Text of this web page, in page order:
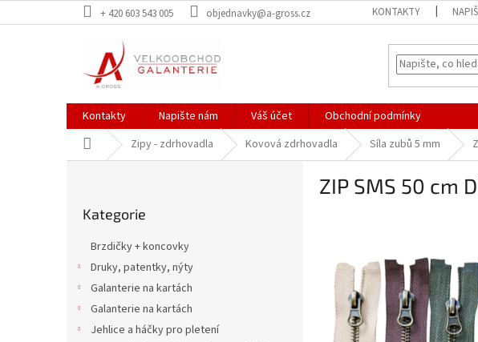
na
+ 420 603 543 005 objednavky@a-gross.cz KONTAKTY
Kontakty Napište nám Váš účet
Obchodní podmínky
Domů Zipy - zdrhovadla Kovová zdrhovadla Síla zubů 5 mm
kategorie
Kategorie
Brzdičky + koncovky
Druky, patentky, nýty
Galanterie na kartách
Galanterie na kartách
Jehlice a háčky pro pletení
ZIP SMS 50 cm